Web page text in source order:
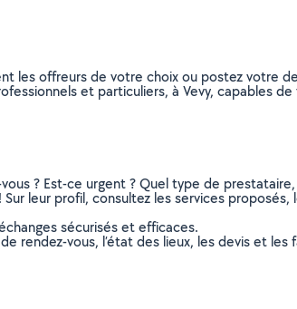
les offreurs de votre choix ou postez votre
et particuliers, à Vevy, capables
? Est-ce urgent ? Quel type de
leur profil, consultez les services
sécurisés et efficaces.
rendez-vous, l’état des lieux, les devis et